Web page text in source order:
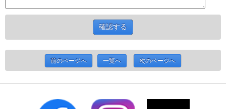
前のページへ 一覧へ 次のページへ